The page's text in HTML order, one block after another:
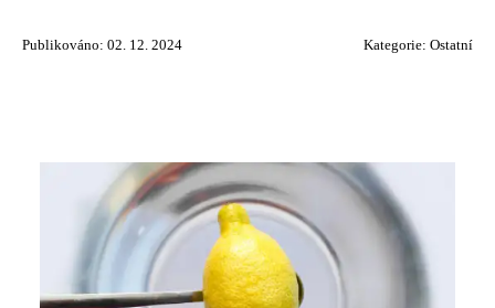
Publikováno: 02. 12. 2024 Kategorie: Ostatní